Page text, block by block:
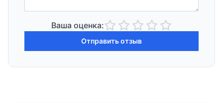
Ваша оценка:
Отправить отзыв